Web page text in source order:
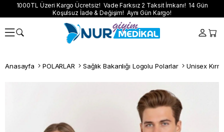
1000TL Üzeri Kargo Ücretsiz! Vade Farksız 2 Taksit İmkanı! 14 Gün
Koşulsuz İade & Değişim! Aynı Gün Kargo!
Anasayfa POLARLAR Sağlık Bakanlığı Logolu Polarlar